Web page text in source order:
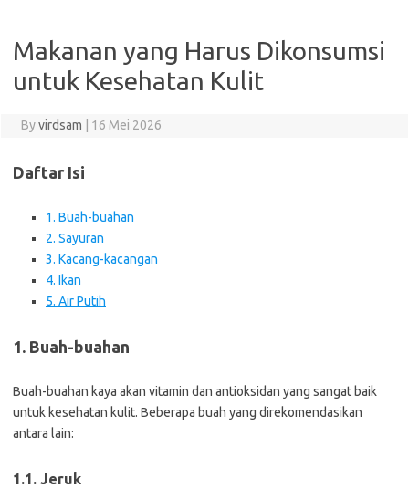
Makanan yang Harus Dikonsumsi
untuk Kesehatan Kulit
Byvirdsam 16 Mei 2026
Daftar Isi
1. Buah-buahan
2. Sayuran
3. Kacang-kacangan
4. Ikan
5. Air Putih
1. Buah-buahan
Buah-buahan kaya akan vitamin dan antioksidan yang sangat baik
untuk kesehatan kulit. Beberapa buah yang direkomendasikan
antara lain:
1.1. Jeruk